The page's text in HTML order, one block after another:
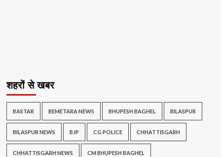
शहरों से खबर
BASTAR BEMETARA NEWS BHUPESH BAGHEL BILASPUR
BILASPUR NEWS BJP CG POLICE CHHATTISGARH
CHHATTISGARH NEWS CM BHUPESH BAGHEL